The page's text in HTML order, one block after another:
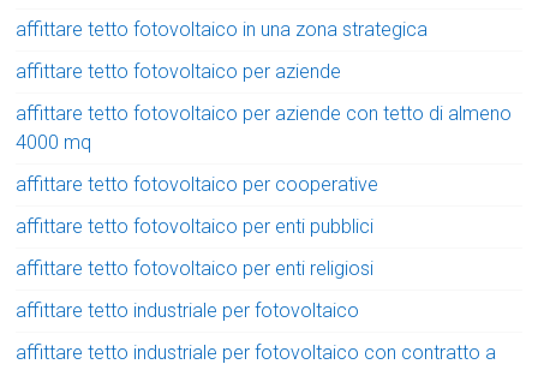
affittare tetto fotovoltaico in una zona strategica
affittare tetto fotovoltaico per aziende
affittare tetto fotovoltaico per aziende con tetto di almeno
4000 mq
affittare tetto fotovoltaico per cooperative
affittare tetto fotovoltaico per enti pubblici
affittare tetto fotovoltaico per enti religiosi
affittare tetto industriale per fotovoltaico
affittare tetto industriale per fotovoltaico con contratto a